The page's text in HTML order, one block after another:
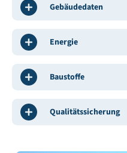
Gebäudedaten
Energie
Baustoffe
Qualitätssicherung